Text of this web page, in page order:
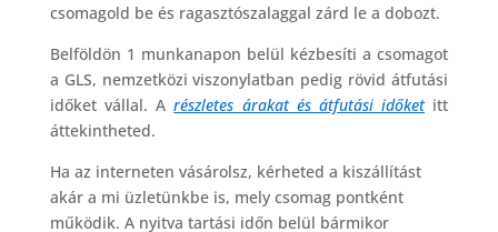
csomagold be és ragasztószalaggal zárd le a dobozt.
Belföldön 1 munkanapon belül kézbesíti a csomagot
a GLS, nemzetközi viszonylatban pedig rövid átfutási
időket vállal. Arészletes árakat és átfutási időketitt
áttekintheted.
Ha az interneten vásárolsz, kérheted a kiszállítást
akár a mi üzletünkbe is, mely csomag pontként
működik. A nyitva tartási időn belül bármikor